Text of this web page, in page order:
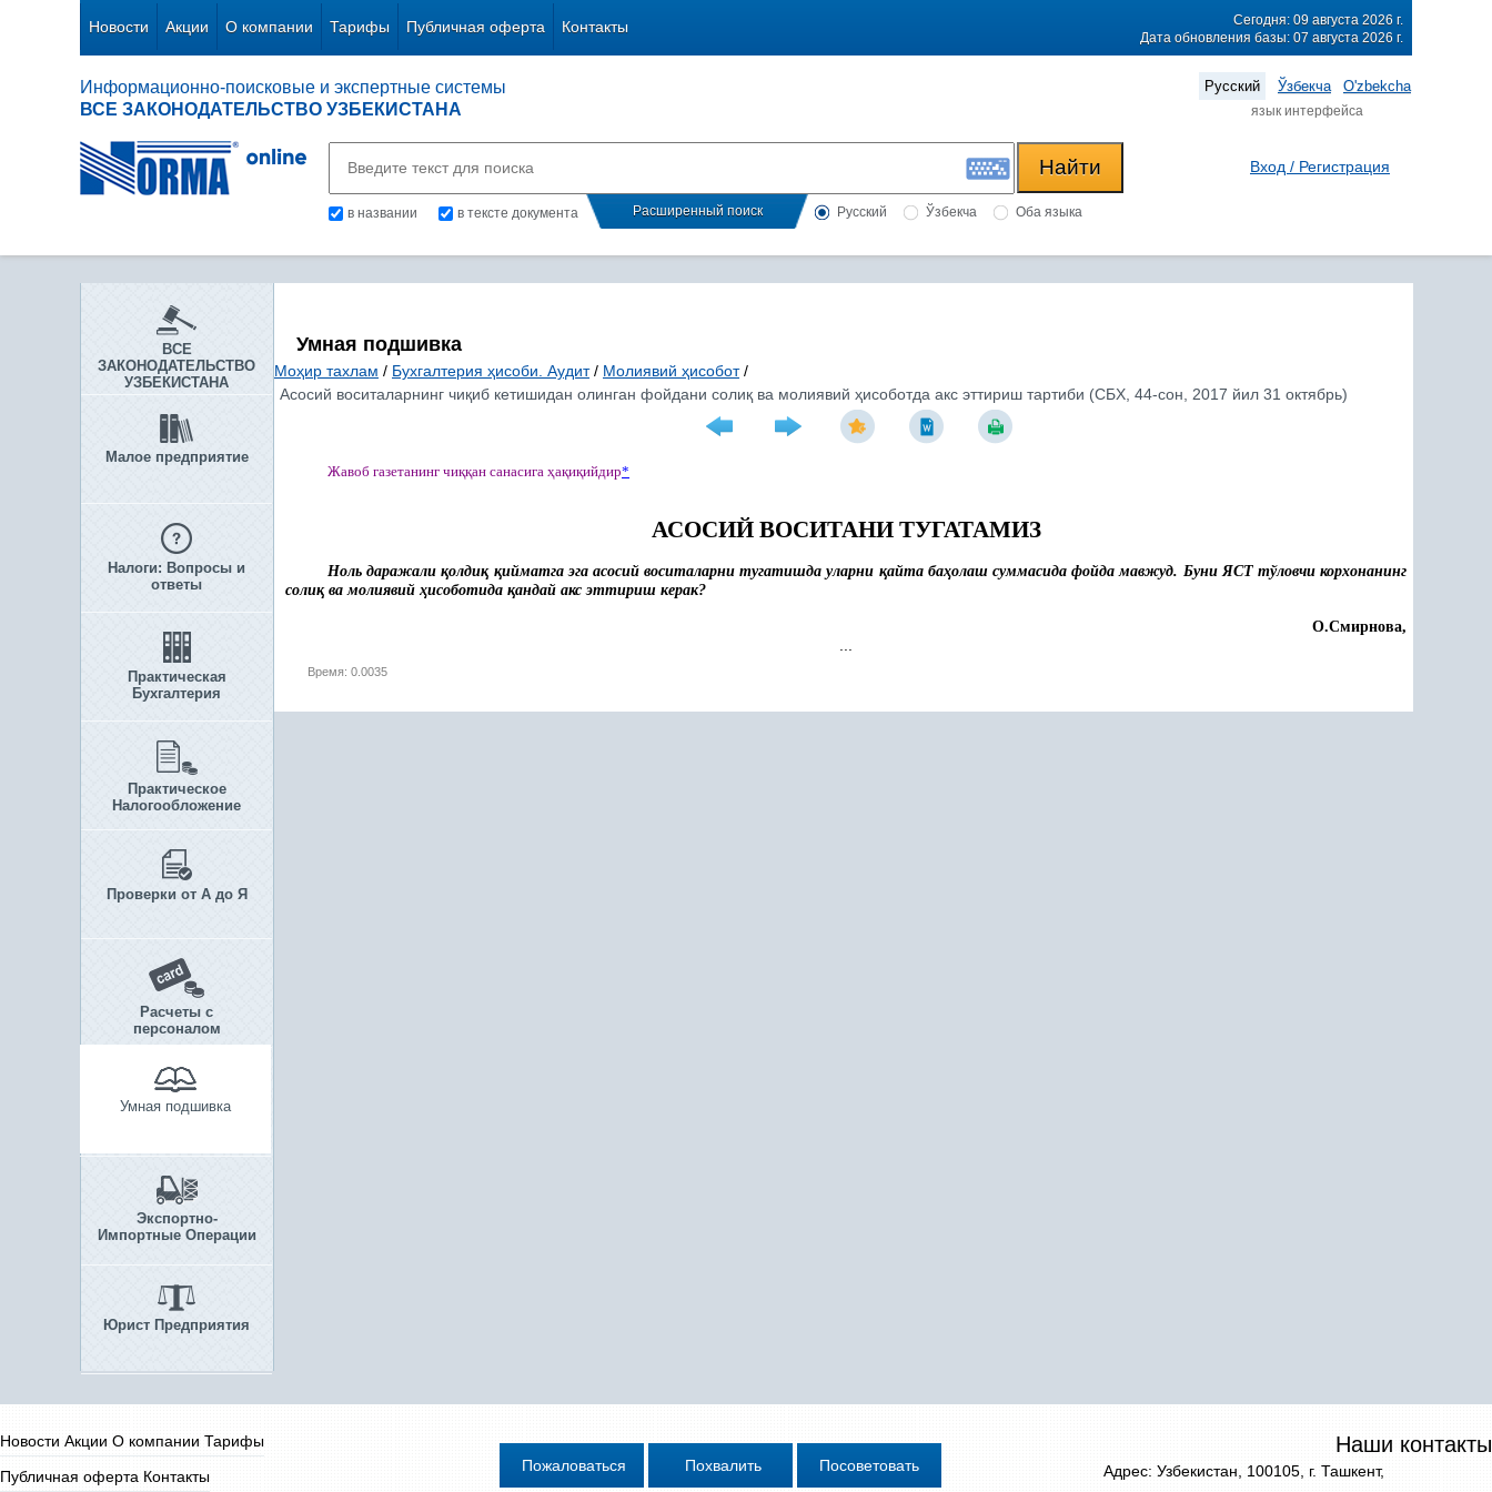
Новости Акции О компании Тарифы Публичная оферта Контакты
Сегодня: 09 августа 2026 г.
Дата обновления базы: 07 августа 2026 г.
Информационно-поисковые и экспертные системы
ВСЕ ЗАКОНОДАТЕЛЬСТВО УЗБЕКИСТАНА
Русский Ўзбекча O'zbekcha
язык интерфейса
в названии в тексте документа Расширенный поиск Русский Ўзбекча Оба языка
Вход / Регистрация
ВСЕ
ЗАКОНОДАТЕЛЬСТВО
УЗБЕКИСТАНА
Малое предприятие
Налоги: Вопросы и
ответы
Практическая
Бухгалтерия
Практическое
Налогообложение
Проверки от А до Я
Расчеты с
персоналом
Умная подшивка
Экспортно-
Импортные Операции
Юрист Предприятия
Умная подшивка
Моҳир тахлам / Бухгалтерия ҳисоби. Аудит / Молиявий ҳисобот /
Асосий воситаларнинг чиқиб кетишидан олинган фойдани солиқ ва молиявий ҳисоботда акс эттириш тартиби (СБХ, 44-сон, 2017 йил 31 октябрь)
Жавоб газетанинг чиққан санасига ҳақиқийдир*
АСОСИЙ ВОСИТАНИ ТУГАТАМИЗ
Ноль даражалиқолдиқ қийматга эга асосий воситаларни тугатишда уларни қайта баҳолаш суммасида фойда мавжуд. Буни ЯСТ тўловчи корхонанинг
солиқва молиявий ҳисоботида қандай акс эттириш керак?
О.Смирнова,
Время: 0.0035
Новости Акции О компании Тарифы
Публичная оферта Контакты
Наши контакты
Адрес: Узбекистан, 100105, г. Ташкент,